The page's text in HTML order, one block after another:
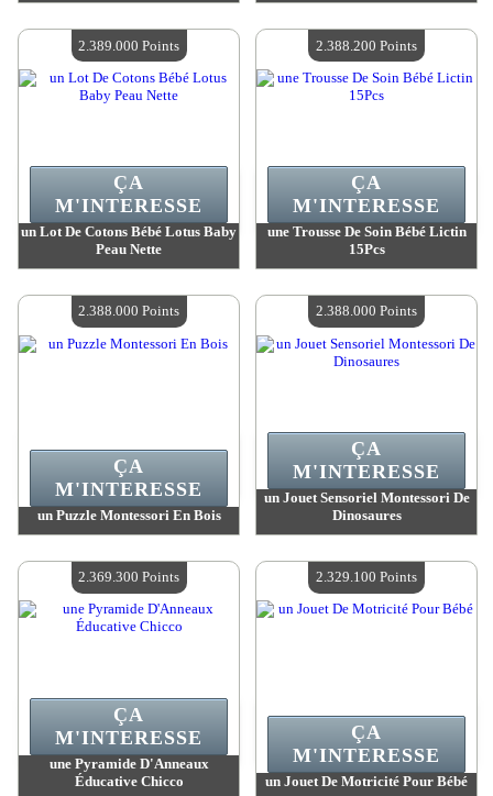
Quantité Disponible :4
Quantité Disponible :4
un Lot De Cotons Bébé Lotus Baby
Peau Nette
Quantité Disponible :4
ÇA
M'INTERESSE
2.389.000 Points
une Trousse De Soin Bébé Lictin
15Pcs
Quantité Disponible :4
ÇA
M'INTERESSE
2.388.200 Points
un Puzzle Montessori En Bois
Quantité Disponible :4
ÇA
M'INTERESSE
2.388.000 Points
un Jouet Sensoriel Montessori De
Dinosaures
Quantité Disponible :4
ÇA
M'INTERESSE
2.388.000 Points
une Pyramide D'Anneaux
Éducative Chicco
ÇA
M'INTERESSE
2.369.300 Points
un Jouet De Motricité Pour Bébé
ÇA
M'INTERESSE
2.329.100 Points